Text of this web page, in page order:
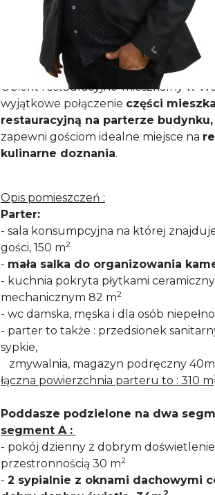
Spełnimy wasze marzenie o
mieszkalnym!
Obiekt restauracyjno-mieszkalny w
wyjątkowe połączenie części
restauracyjną na parterze budynku,
zapewni gościom idealne miejsce na
kulinarne doznania.
Opis pomieszczeń :
Parter:
- sala konsumpcyjna na której
gości, 150 m2
- mała salka do organizowania
- kuchnia pokryta płytkami
mechanicznym 82 m2
- wc damska, męska i dla osób
- parter to także : przedsionek
sypkie,
zmywalnia, magazyn podręczny 40m
łączna powierzchnia parteru to : 310 m
Poddasze podzielone na dwa
segment A :
- pokój dzienny z dobrym
przestronnością 30 m2
- 2 sypialnie z oknami dachowymi